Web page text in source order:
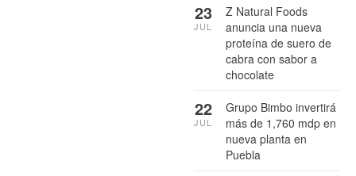
Z Natural Foods
anuncia una nueva
proteína de suero de
cabra con sabor a
chocolate
23
JUL
Grupo Bimbo invertirá
más de 1,760 mdp en
nueva planta en
Puebla
22
JUL